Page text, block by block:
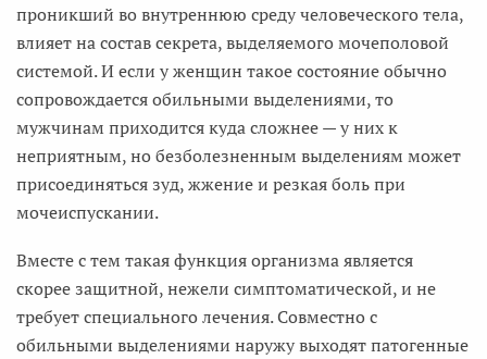
проникший во внутреннюю среду человеческого тела,
влияет на состав секрета, выделяемого мочеполовой
системой. И если у женщин такое состояние обычно
сопровождается обильными выделениями, то
мужчинам приходится куда сложнее — у них к
неприятным, но безболезненным выделениям может
присоединяться зуд, жжение и резкая боль при
мочеиспускании.
Вместе с тем такая функция организма является
скорее защитной, нежели симптоматической, и не
требует специального лечения. Совместно с
обильными выделениями наружу выходят патогенные